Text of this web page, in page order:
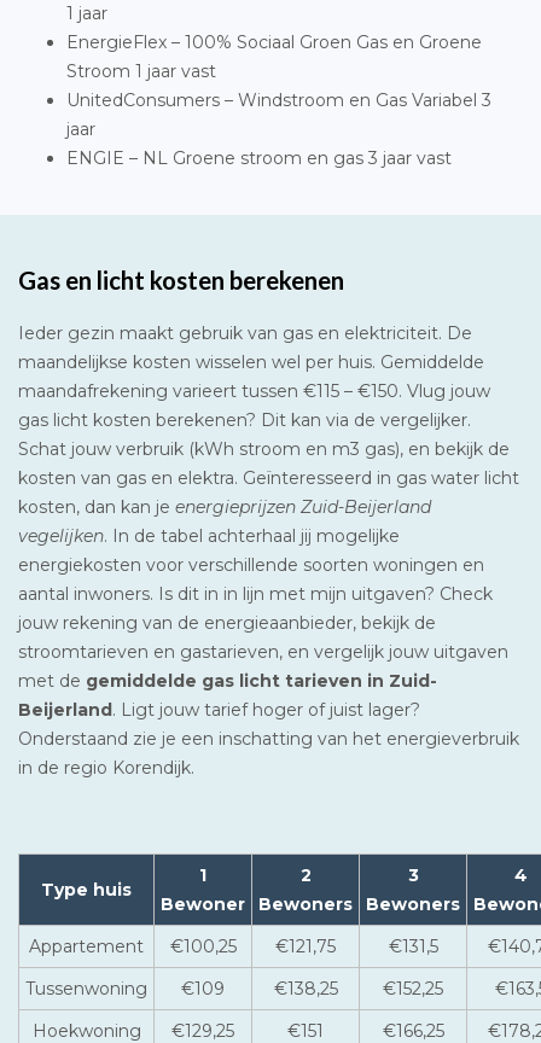
1 jaar
EnergieFlex – 100% Sociaal Groen Gas en Groene
Stroom 1 jaar vast
UnitedConsumers – Windstroom en Gas Variabel 3
jaar
ENGIE – NL Groene stroom en gas 3 jaar vast
Gas en licht kosten berekenen
Ieder gezin maakt gebruik van gas en elektriciteit. De
maandelijkse kosten wisselen wel per huis. Gemiddelde
maandafrekening varieert tussen €115 – €150. Vlug jouw
gas licht kosten berekenen? Dit kan via de vergelijker.
Schat jouw verbruik (kWh stroom en m3 gas), en bekijk de
kosten van gas en elektra. Geïnteresseerd in gas water licht
kosten, dan kan je energieprijzen Zuid-Beijerland
vegelijken. In de tabel achterhaal jij mogelijke
energiekosten voor verschillende soorten woningen en
aantal inwoners. Is dit in in lijn met mijn uitgaven? Check
jouw rekening van de energieaanbieder, bekijk de
stroomtarieven en gastarieven, en vergelijk jouw uitgaven
met de gemiddelde gas licht tarieven in Zuid-
Beijerland. Ligt jouw tarief hoger of juist lager?
Onderstaand zie je een inschatting van het energieverbruik
in de regio Korendijk.
Type huis
1
Bewoner
2
Bewoners
3
Bewoners
4
Appartement
€100,25 €121,75 €131,5
Tussenwoning
€109 €138,25 €152,25
Hoekwoning
€129,25 €151 €166,25